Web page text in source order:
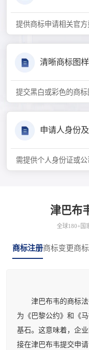
提供商标申请相关官方
清晰商标图样
提交黑白或彩色的商标
申请人身份
需提供个人身份证或公
津巴布
全球180+国
商标注册商标变更商
津巴布韦的商标法
为《巴黎公约》和《
基石。这意味着，企
接在津巴布韦提交申